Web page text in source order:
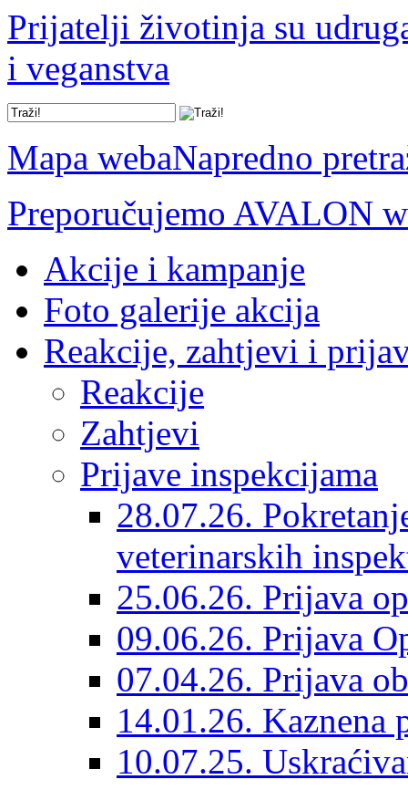
Prijatelji životinja su
i veganstva
Mapa webaNapredno
Preporučujemo AVALON
Akcije i kampanje
Foto galerije akcija
Reakcije, zahtjevi i
Reakcije
Zahtjevi
Prijave inspekcijama
28.07.26.
veterinarskih
25.06.26. Prijava
09.06.26. Prijava
07.04.26. Prijava
14.01.26. Kaznena
10.07.25.